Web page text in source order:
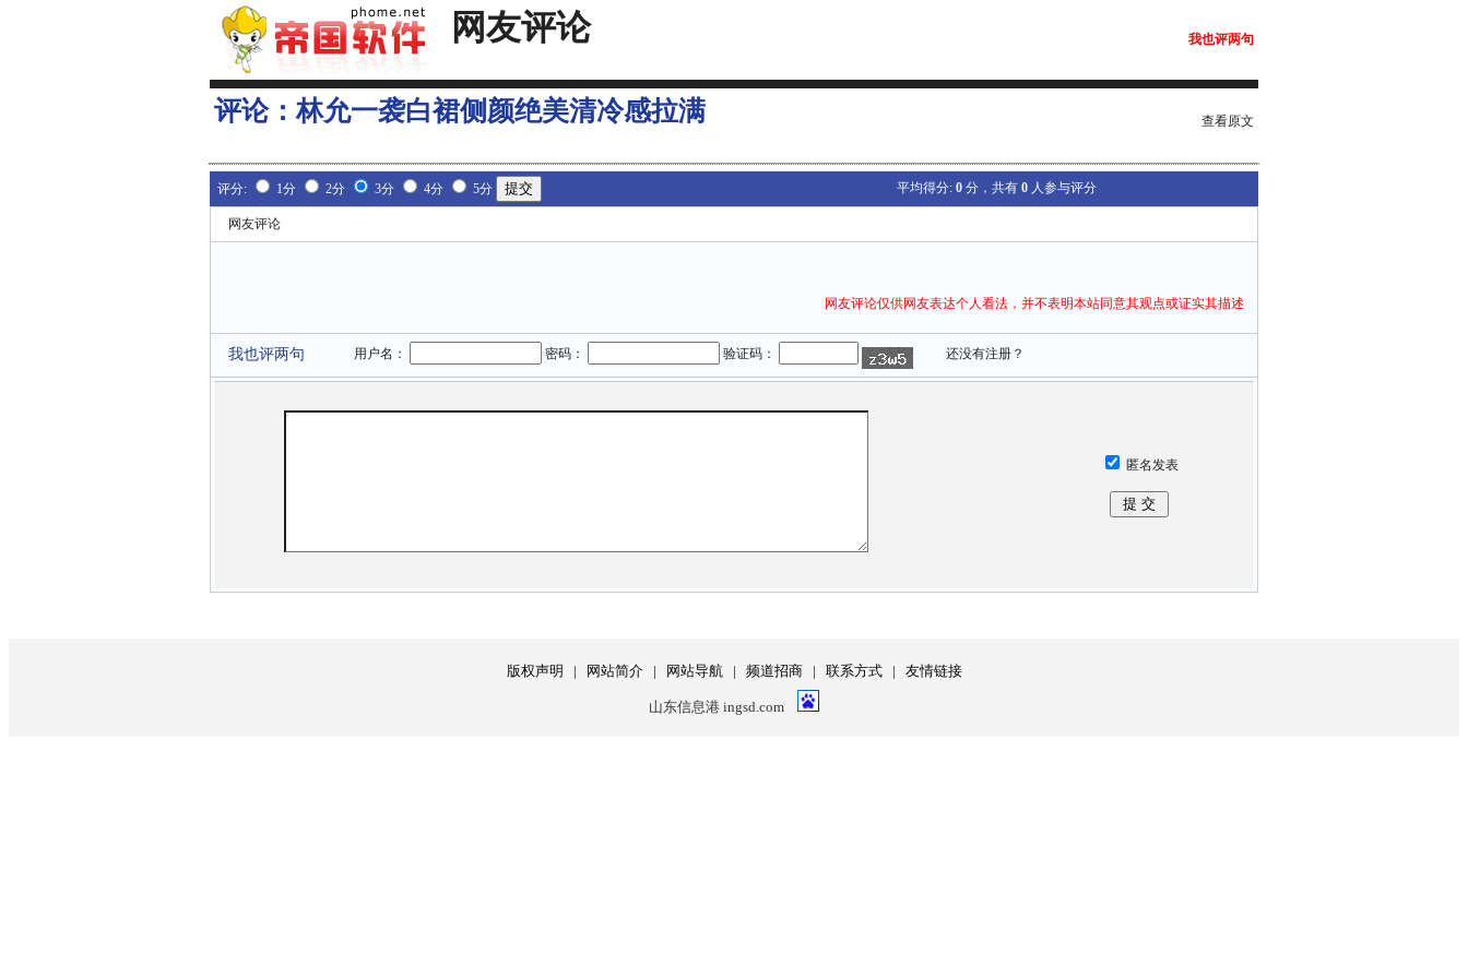
网友评论 我也评两句
评论：林允一袭白裙侧颜绝美清冷感拉满 查看原文
评分: 1分 2分 3分 4分 5分 平均得分: 0分，共有 0人参与评分
网友评论
网友评论仅供网友表达个人看法，并不表明本站同意其观点或证实其描述
我也评两句 用户名： 密码： 验证码： 还没有注册？
匿名发表
版权声明 | 网站简介| 网站导航| 频道招商| 联系方式| 友情链接
山东信息港 ingsd.com